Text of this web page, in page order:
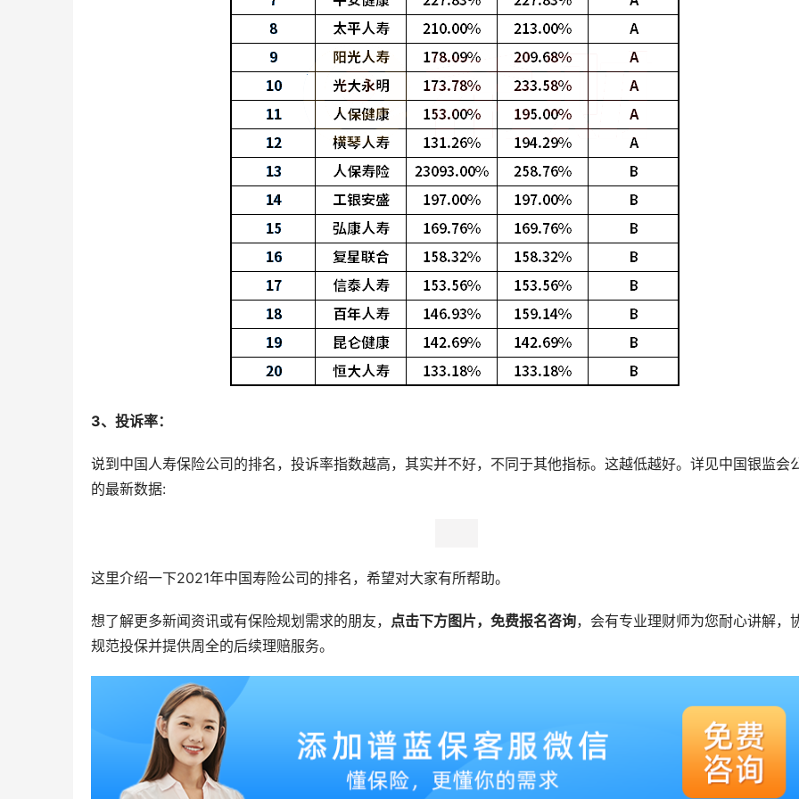
两个指标超过200%，综合风险水平为A，都是保险业的尖子生，TOP前十名分别有:友邦人寿、中国人寿、新华人
寿、泰康人寿、太保人寿、平安人寿、平安健康、太平人寿、阳光人寿、光大永明人寿等。
3、投诉率：
说到中国人寿保险公司的排名，投诉率指数越高，其实并不好，不同于其他指标。这越低越好。详见中国银监会公